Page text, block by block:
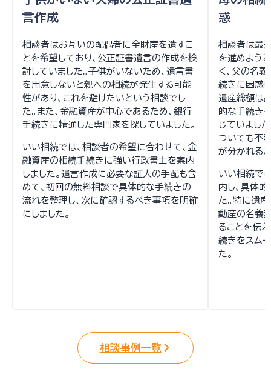
言作成
相談者はお互いの配偶者に全財産を遺すこ
とを希望しており、公正証書遺言の作成を検
討していました。子供がいないため、遺言書
を用意しないと親への相続が発生する可能
性があり、これを避けたいという相談でし
た。また、金融資産が中心であるため、銀行
手続きに精通した専門家を探していました。
いい相続では、相談者の希望に合わせて、金
融資産の相続手続きに強い行政書士を案内
しました。遺言作成に必要な証人の手配も含
めて、初回の無料相談で具体的な手続きの
流れを整理し、次に確認するべき事項を明確
にしました。
惑
相談者は最
を進めよう
く、父の名
続きに困惑
遺産総額は
的な手続き
じていまし
ついても不
が分かれる
いい相続で
内し、具体
た。特に遺
動産の名義
ることを伝
続きをスム
た。
相談事例一覧